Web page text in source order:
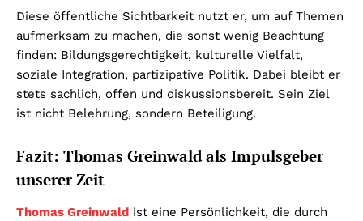
Diese öffentliche Sichtbarkeit nutzt er, um auf Themen
aufmerksam zu machen, die sonst wenig Beachtung
finden: Bildungsgerechtigkeit, kulturelle Vielfalt,
soziale Integration, partizipative Politik. Dabei bleibt er
stets sachlich, offen und diskussionsbereit. Sein Ziel
ist nicht Belehrung, sondern Beteiligung.
Fazit: Thomas Greinwald als Impulsgeber
unserer Zeit
Thomas Greinwald ist eine Persönlichkeit, die durch